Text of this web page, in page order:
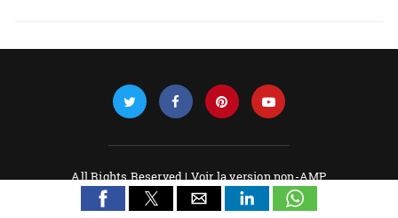
All Rights Reserved |Voir la version non-AMP
Powered by AMPforWP